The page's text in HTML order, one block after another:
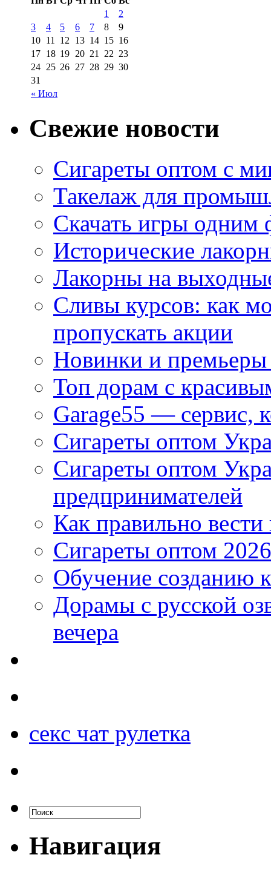
« Июл
1
2
3
4 5 6 7 8
9
10 11 12 13 14 15 16
17 18 19 20 21 22 23
24 25 26 27 28 29 30
31
Свежие новости
Сигареты оптом с
Такелаж для
Скачать игры одним
Исторические
Лакорны на
Сливы курсов: как
пропускать акции
Новинки и
Топ дорам с
Garage55 — сервис,
Сигареты оптом
Сигареты оптом
предпринимателей
Как правильно
Сигареты оптом
Обучение созданию
Дорамы с русской
вечера
секс чат рулетка
Навигация